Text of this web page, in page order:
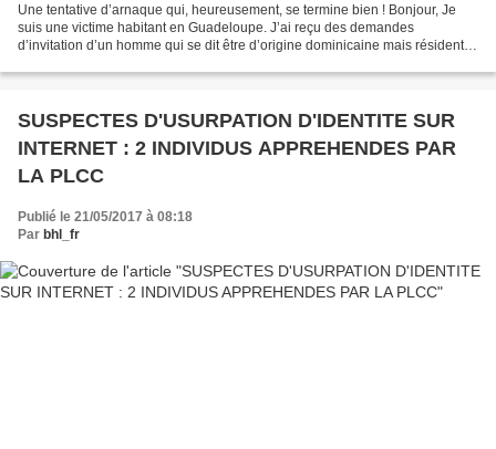
Une tentative d’arnaque qui, heureusement, se termine bien ! Bonjour, Je
suis une victime habitant en Guadeloupe. J’ai reçu des demandes
d’invitation d’un homme qui se dit être d’origine dominicaine mais résident à
SUSPECTES D'USURPATION D'IDENTITE SUR
INTERNET : 2 INDIVIDUS APPREHENDES PAR
LA PLCC
Publié le 21/05/2017 à 08:18
Par bhl_fr